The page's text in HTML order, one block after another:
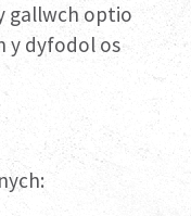
gallwch optio
y dyfodol os